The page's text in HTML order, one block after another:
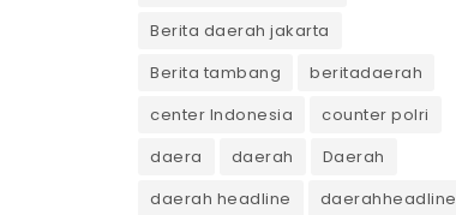
Berita daerah jakarta
Berita tambang
beritadaerah
center Indonesia
counter polri
daera
daerah
Daerah
daerah headline
daerahheadline